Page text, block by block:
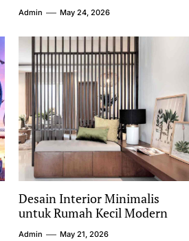
Admin May 24, 2026
Desain Interior Minimalis
untuk Rumah Kecil Modern
Admin May 21, 2026